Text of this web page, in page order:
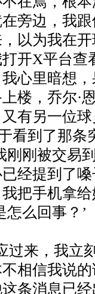
旁边，我
以为我在
开X平台查
心里暗想
楼，乔尔·
有另一位
看到了那
刚刚被交易
经提到了
把手机拿
怎么回事？’
来，我立
相信我说
条消息已